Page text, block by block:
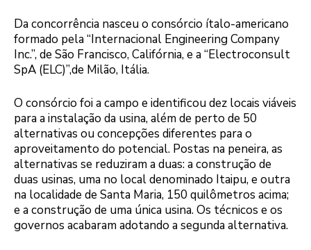
Da concorrência nasceu o consórcio ítalo-americano
formado pela “Internacional Engineering Company
Inc.”, de São Francisco, Califórnia, e a “Electroconsult
SpA (ELC)”,de Milão, Itália.
O consórcio foi a campo e identificou dez locais viáveis
para a instalação da usina, além de perto de 50
alternativas ou concepções diferentes para o
aproveitamento do potencial. Postas na peneira, as
alternativas se reduziram a duas: a construção de
duas usinas, uma no local denominado Itaipu, e outra
na localidade de Santa Maria, 150 quilômetros acima;
e a construção de uma única usina. Os técnicos e os
governos acabaram adotando a segunda alternativa.